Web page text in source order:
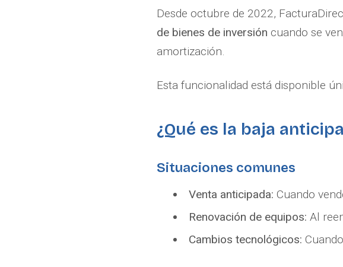
Desde octubre de 2022,
de bienes de inversión cuando se
amortización.
Esta funcionalidad está disponible
¿Qué es la baja
Situaciones comunes
Venta anticipada: Cuando
Renovación de equipos: Al
Cambios tecnológicos: